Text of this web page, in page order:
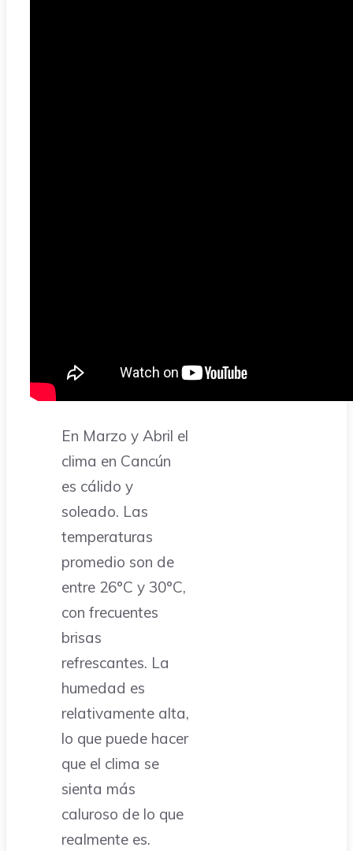
En Marzo y Abril el
clima en Cancún
es cálido y
soleado. Las
temperaturas
promedio son de
entre 26°C y 30°C,
con frecuentes
brisas
refrescantes. La
humedad es
relativamente alta,
lo que puede hacer
que el clima se
sienta más
caluroso de lo que
realmente es.